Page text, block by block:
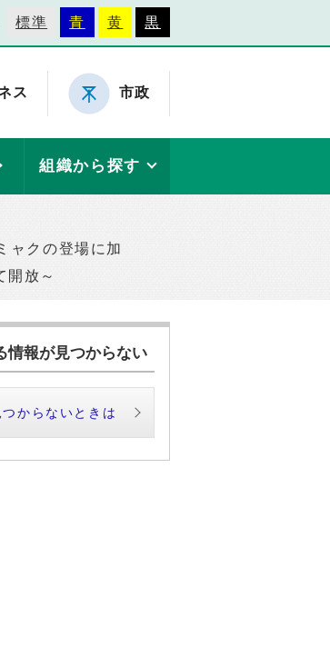
標準 青 黄 黒
ス 市政
組織から探す
クの登場に加
開放～
情報が見つからない
からないときは